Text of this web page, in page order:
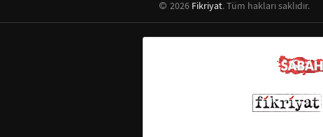
2026 Fikriyat. Tüm hakları saklıdır.